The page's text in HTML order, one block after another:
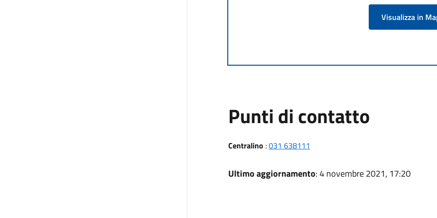
Visualizza in
Punti di contatto
Centralino :031 638111
Ultimo aggiornamento: 4 novembre 2021, 17:20